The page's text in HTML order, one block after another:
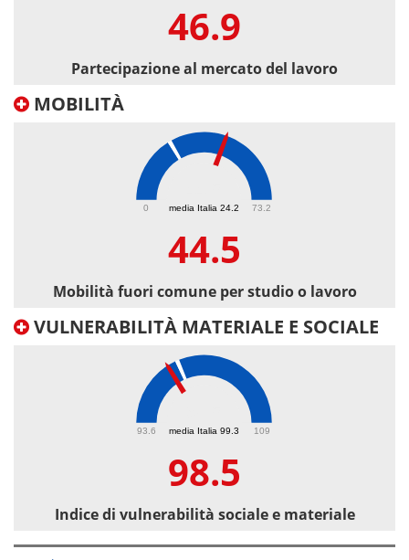
46.9
Partecipazione al mercato del lavoro
MOBILITÀ
media Italia 24.2
0 73.2
44.5
Mobilità fuori comune per studio o lavoro
VULNERABILITÀ MATERIALE E SOCIALE
media Italia 99.3
93.6 109
98.5
Indice di vulnerabilità sociale e materiale